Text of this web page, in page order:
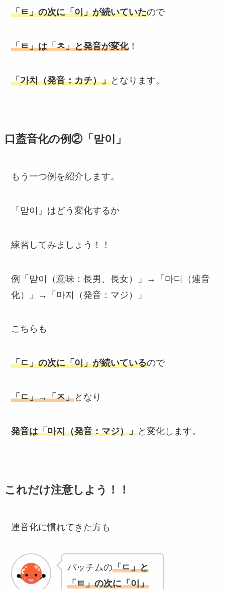
「ㅌ」の次に「이」が続いていたので
「ㅌ」は「ㅊ」と発音が変化！
「가치（発音：カチ）」となります。
口蓋音化の例②「맏이」
もう一つ例を紹介します。
「맏이」はどう変化するか
練習してみましょう！！
例「맏이（意味：長男、長女）」→「마디（連音
化）」→「마지（発音：マジ）」
こちらも
「ㄷ」の次に「이」が続いているので
「ㄷ」→「ㅈ」となり
発音は「마지（発音：マジ）」と変化します。
これだけ注意しよう！！
連音化に慣れてきた方も
パッチムの「ㄷ」と
「ㅌ」の次に「이」